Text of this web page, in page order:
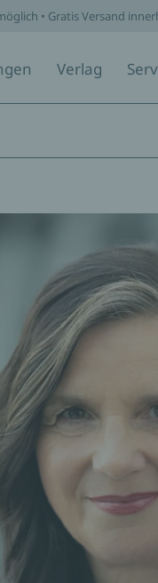
• Gratis Versand
Verlag